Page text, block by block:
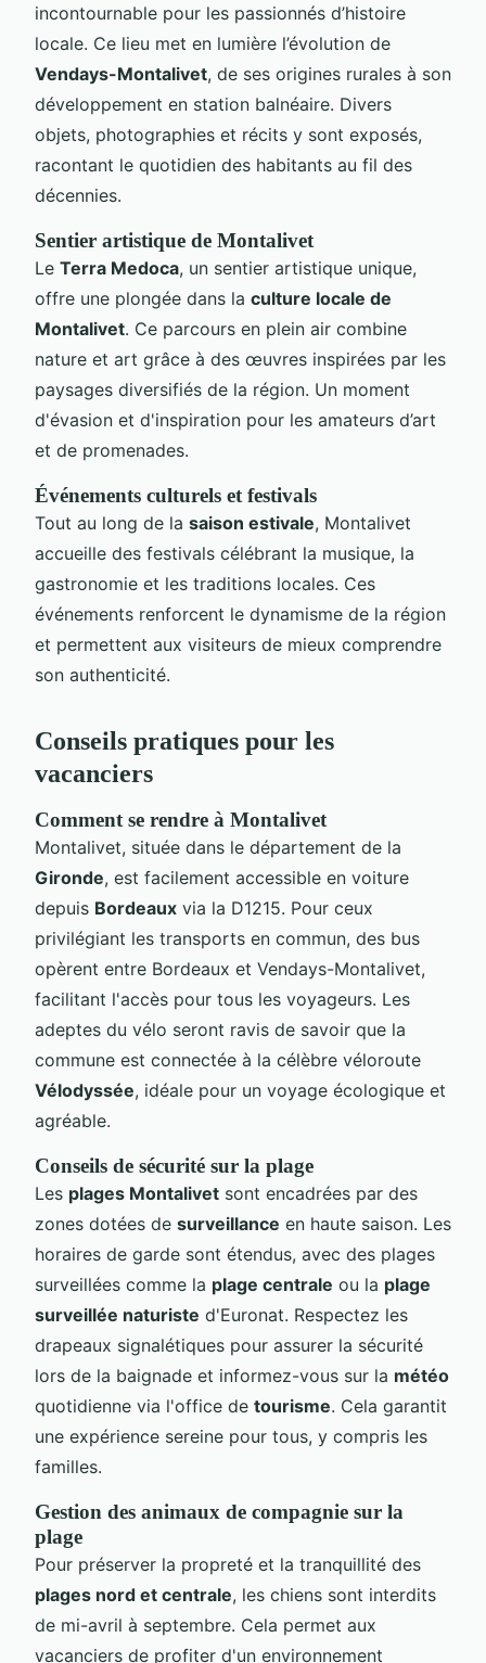
incontournable pour les passionnés d’histoire
locale. Ce lieu met en lumière l’évolution de
Vendays-Montalivet, de ses origines rurales à son
développement en station balnéaire. Divers
objets, photographies et récits y sont exposés,
racontant le quotidien des habitants au fil des
décennies.
Sentier artistique de Montalivet
Le Terra Medoca, un sentier artistique unique,
offre une plongée dans la culture locale de
Montalivet. Ce parcours en plein air combine
nature et art grâce à des œuvres inspirées par les
paysages diversifiés de la région. Un moment
d'évasion et d'inspiration pour les amateurs d’art
et de promenades.
Événements culturels et festivals
Tout au long de la saison estivale, Montalivet
accueille des festivals célébrant la musique, la
gastronomie et les traditions locales. Ces
événements renforcent le dynamisme de la région
et permettent aux visiteurs de mieux comprendre
son authenticité.
Conseils pratiques pour les
vacanciers
Comment se rendre à Montalivet
Montalivet, située dans le département de la
Gironde, est facilement accessible en voiture
depuis Bordeaux via la D1215. Pour ceux
privilégiant les transports en commun, des bus
opèrent entre Bordeaux et Vendays-Montalivet,
facilitant l'accès pour tous les voyageurs. Les
adeptes du vélo seront ravis de savoir que la
commune est connectée à la célèbre véloroute
Vélodyssée, idéale pour un voyage écologique et
agréable.
Conseils de sécurité sur la plage
Les plages Montalivet sont encadrées par des
zones dotées de surveillance en haute saison. Les
horaires de garde sont étendus, avec des plages
surveillées comme la plage centrale ou la plage
surveillée naturiste d'Euronat. Respectez les
drapeaux signalétiques pour assurer la sécurité
lors de la baignade et informez-vous sur la météo
quotidienne via l'office de tourisme. Cela garantit
une expérience sereine pour tous, y compris les
familles.
Gestion des animaux de compagnie sur la
plage
Pour préserver la propreté et la tranquillité des
plages nord et centrale, les chiens sont interdits
de mi-avril à septembre. Cela permet aux
vacanciers de profiter d'un environnement